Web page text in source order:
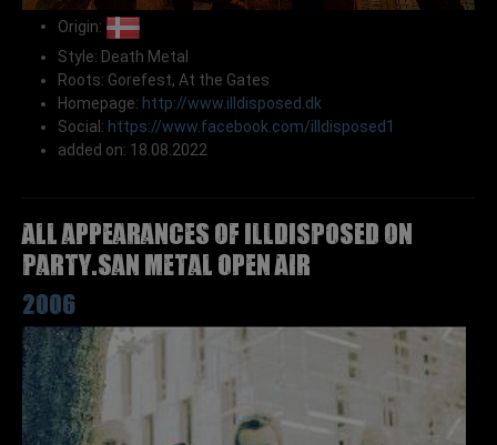
Origin:
Style: Death Metal
Roots: Gorefest, At the Gates
Homepage: http://www.illdisposed.dk
Social: https://www.facebook.com/illdisposed1
added on: 18.08.2022
All appearances of ILLDISPOSED on
Party.San Metal Open Air
2006